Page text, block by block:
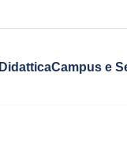
DidatticaCampus e